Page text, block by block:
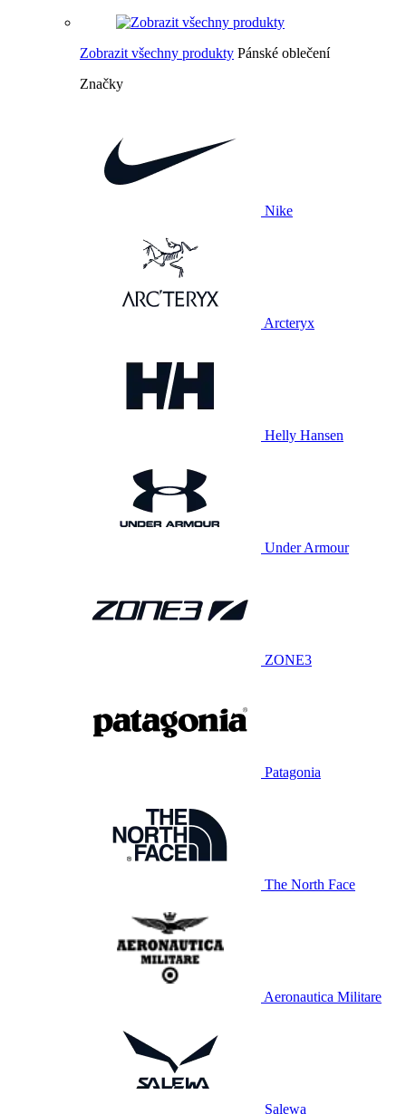
Zobrazit všechny produkty Pánské oblečení
Značky
Nike
Arcteryx
Helly Hansen
Under Armour
ZONE3
Patagonia
The North Face
Aeronautica Militare
Salewa